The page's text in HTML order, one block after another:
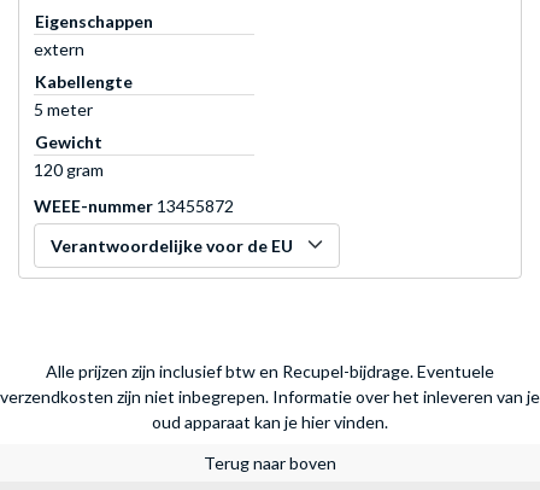
Eigenschappen
extern
Kabellengte
5 meter
Gewicht
120 gram
WEEE-nummer 13455872
Verantwoordelijke voor de EU
Alle prijzen zijn inclusief btw en Recupel-bijdrage. Eventuele
verzendkosten zijn niet inbegrepen. Informatie over het inleveren van je
oud apparaat kan je hier vinden.
Terug naar boven